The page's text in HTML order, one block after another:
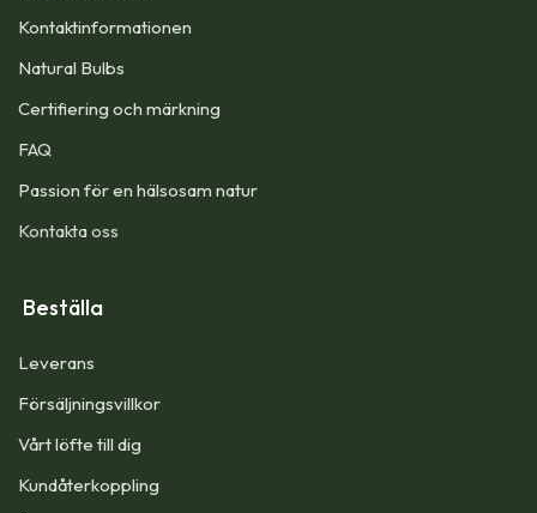
Kontaktinformationen
Natural Bulbs
Certifiering och märkning
FAQ
Passion för en hälsosam natur
Kontakta oss
Beställa
Leverans
Försäljningsvillkor
Vårt löfte till dig​
Kundåterkoppling